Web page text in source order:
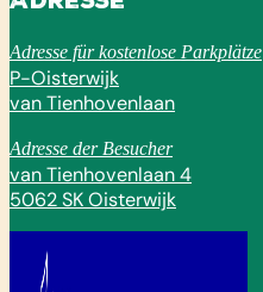
Adresse für kostenlose Parkplätze
P-Oisterwijk
van Tienhovenlaan
Adresse der Besucher
van Tienhovenlaan 4
5062 SK Oisterwijk